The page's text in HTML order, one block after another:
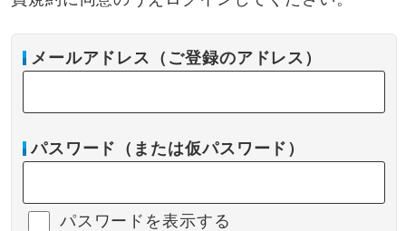
メールアドレス（ご登録のアドレス）
パスワード（または仮パスワード）
パスワードを表示する